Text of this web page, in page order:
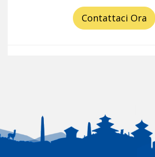
Contattaci Ora